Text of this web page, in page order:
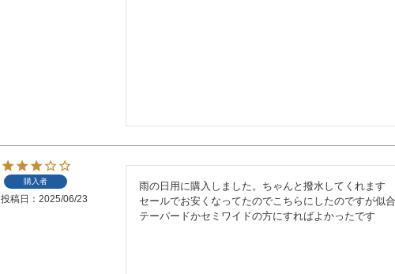
購入者
投稿日 2025/06/23
雨の日用に購入しました。ちゃんと撥水してくれます
セールでお安くなってたのでこちらにしたのですが似
テーパードかセミワイドの方にすればよかったです